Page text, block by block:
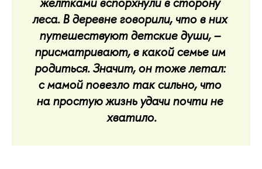
леса. В деревне говорили, что в них
путешествуют детские души, –
присматривают, в какой семье им
родиться. Значит, он тоже летал:
с мамой повезло так сильно, что
на простую жизнь удачи почти не
хватило.